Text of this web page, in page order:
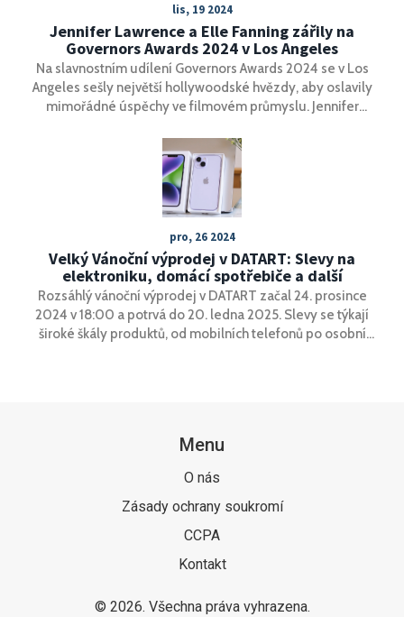
lis, 19 2024
Jennifer Lawrence a Elle Fanning zářily na
Governors Awards 2024 v Los Angeles
Na slavnostním udílení Governors Awards 2024 se v Los
Angeles sešly největší hollywoodské hvězdy, aby oslavily
mimořádné úspěchy ve filmovém průmyslu. Jennifer
Bottega Veneta a ohromila publikum. Elle Fanning se ve
svém ledovém outfitu od Valentino proměnila v zimní
královnu. Nechyběla ani další jména jako Angelina Jolie a
Lupita Nyong'o.
pro, 26 2024
Velký Vánoční výprodej v DATART: Slevy na
elektroniku, domácí spotřebiče a další
Rozsáhlý vánoční výprodej v DATART začal 24. prosince
2024 v 18:00 a potrvá do 20. ledna 2025. Slevy se týkají
široké škály produktů, od mobilních telefonů po osobní
Menu
O nás
Zásady ochrany soukromí
CCPA
Kontakt
© 2026. Všechna práva vyhrazena.